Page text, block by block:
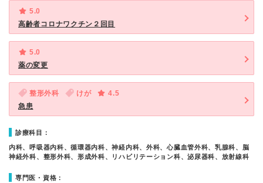
5.0
高齢者コロナワクチン２回目
5.0
薬の変更
整形外科 けが
4.5
急患
診療科目：
内科、呼吸器内科、循環器内科、神経内科、外科、心臓血管外科、乳腺科、脳
神経外科、整形外科、形成外科、リハビリテーション科、泌尿器科、放射線科
専門医・資格：